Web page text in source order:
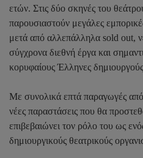
ετών. Στις δύο σκηνές του
παρουσιαστούν μεγάλες
μετά από αλλεπάλληλα sold out,
σύγχρονα διεθνή έργα και
κορυφαίους Έλληνες
Με συνολικά επτά παραγωγές
νέες παραστάσεις που θα
επιβεβαιώνει τον ρόλο του ως
δημιουργικούς θεατρικούς